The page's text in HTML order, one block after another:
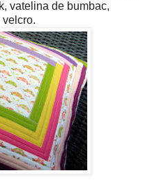
vatelina de bumbac,